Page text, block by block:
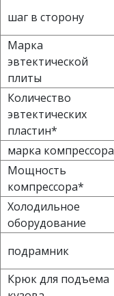
шаг в сторону
Марка
эвтектической
плиты
Количество
эвтектических
пластин*
марка компрессора
Мощность
компрессора*
Холодильное
оборудование
подрамник
Крюк для подъема